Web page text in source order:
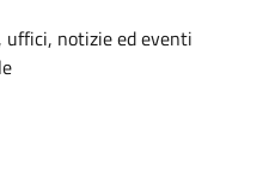
notizie ed eventi